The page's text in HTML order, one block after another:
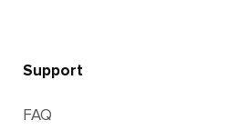
Support
FAQ